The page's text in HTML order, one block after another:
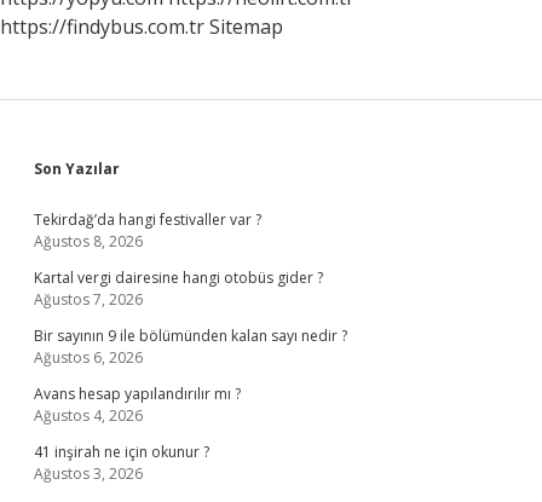
https://findybus.com.trSitemap
Sidebar
Son Yazılar
Tekirdağ’da hangi festivaller var ?
Ağustos 8, 2026
Kartal vergi dairesine hangi otobüs gider ?
Ağustos 7, 2026
Bir sayının 9 ile bölümünden kalan sayı nedir ?
Ağustos 6, 2026
Avans hesap yapılandırılır mı ?
Ağustos 4, 2026
41 inşirah ne için okunur ?
Ağustos 3, 2026